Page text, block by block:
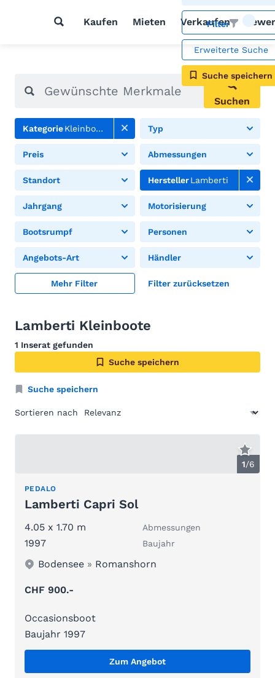
Kaufen Mieten Verkaufen
Filter
Erweiterte Suche
Suche speichern
Suchen
KategorieKleinboote Typ
Preis Abmessungen
Standort HerstellerLamberti
Jahrgang Motorisierung
Bootsrumpf Personen
Angebots-Art Händler
Mehr Filter Filter zurücksetzen
Lamberti Kleinboote
1 Inserat gefunden
Suche speichern
Suche speichern
Sortieren nach
1/6
PEDALO
Lamberti Capri Sol
4.05 x 1.70 m Abmessungen
1997 Baujahr
Bodensee » Romanshorn
CHF 900.-
Occasionsboot
Baujahr 1997
Zum Angebot